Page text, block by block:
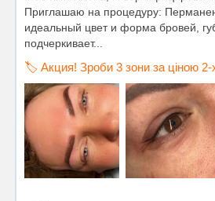
Приглашаю на процедуру:
идеальный цвет и форма бровей,
подчеркивает...
🏷️ Акция! Зроби 3 зони за ціною 2-